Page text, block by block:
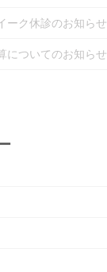
ーク休診のお知らせ
についてのお知らせ